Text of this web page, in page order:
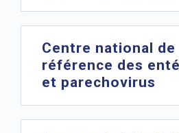
Centre national de
référence des
et parechovirus